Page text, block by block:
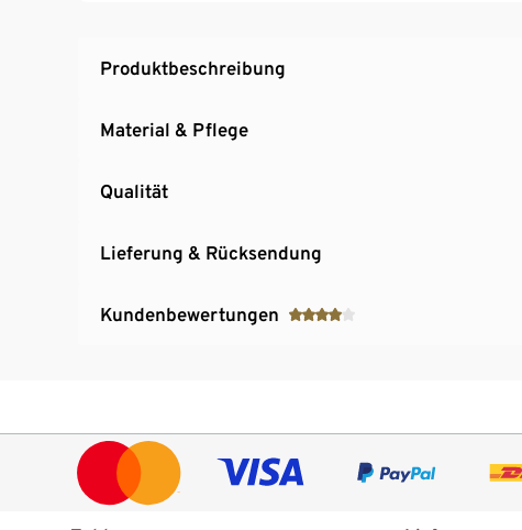
Produktbeschreibung
Material & Pflege
Qualität
Lieferung & Rücksendung
Kundenbewertungen